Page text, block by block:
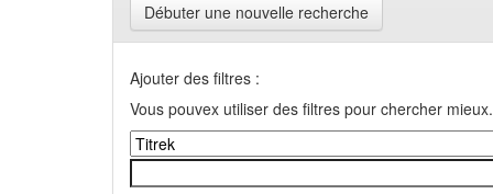
Débuter une nouvelle recherche
Ajouter des filtres :
Vous pouvex utiliser des filtres pour chercher mieux.